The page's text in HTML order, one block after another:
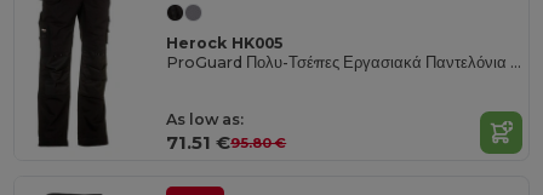
Herock HK005
ProGuard Πολυ-Τσέπες Εργασιακά Παντελόνια με Ενισχυμένα Γόνατα
As low as:
71.51 €95.80 €